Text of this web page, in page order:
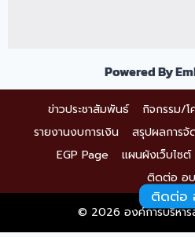
Powered By
ข่าวประชาสัมพันธ์ กิจกรรม/โ
รายงานงบการเงิน
สรุปผลการจั
EGP Page
แผนผังเว็บไซต์
ติดต่อ อ
© 2026 องค์การบริหาร
ติดต่อ